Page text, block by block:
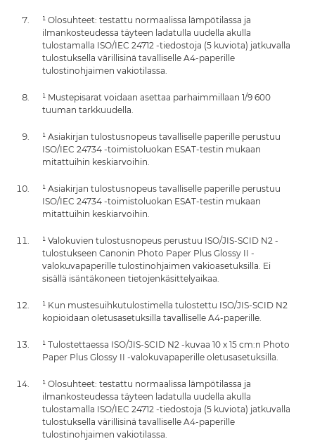
¹ Olosuhteet: testattu normaalissa lämpötilassa ja
ilmankosteudessa täyteen ladatulla uudella akulla
tulostamalla ISO/IEC 24712 -tiedostoja (5 kuviota) jatkuvalla
tulostuksella värillisinä tavalliselle A4-paperille
tulostinohjaimen vakiotilassa.
¹ Mustepisarat voidaan asettaa parhaimmillaan 1/9 600
tuuman tarkkuudella.
¹ Asiakirjan tulostusnopeus tavalliselle paperille perustuu
ISO/IEC 24734 -toimistoluokan ESAT-testin mukaan
mitattuihin keskiarvoihin.
¹ Asiakirjan tulostusnopeus tavalliselle paperille perustuu
ISO/IEC 24734 -toimistoluokan ESAT-testin mukaan
mitattuihin keskiarvoihin.
¹ Valokuvien tulostusnopeus perustuu ISO/JIS-SCID N2 -
tulostukseen Canonin Photo Paper Plus Glossy II -
valokuvapaperille tulostinohjaimen vakioasetuksilla. Ei
sisällä isäntäkoneen tietojenkäsittelyaikaa.
¹ Kun mustesuihkutulostimella tulostettu ISO/JIS-SCID N2
kopioidaan oletusasetuksilla tavalliselle A4-paperille.
¹ Tulostettaessa ISO/JIS-SCID N2 -kuvaa 10 x 15 cm:n Photo
Paper Plus Glossy II -valokuvapaperille oletusasetuksilla.
¹ Olosuhteet: testattu normaalissa lämpötilassa ja
ilmankosteudessa täyteen ladatulla uudella akulla
tulostamalla ISO/IEC 24712 -tiedostoja (5 kuviota) jatkuvalla
tulostuksella värillisinä tavalliselle A4-paperille
tulostinohjaimen vakiotilassa.